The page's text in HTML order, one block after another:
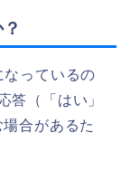
なっているの
答（「はい」
合があるた